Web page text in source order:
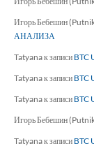
Игорь Бебешин
АНАЛИЗА
Tatyanaк записи BTC
Tatyanaк записи BTC
Tatyanaк записи BTC
Игорь Бебешин
Tatyanaк записи BTC